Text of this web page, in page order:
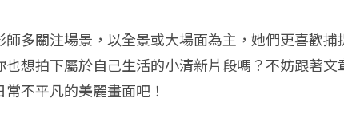
多關注場景，以全景或大場面為主，她們更喜歡
想拍下屬於自己生活的小清新片段嗎？不妨跟著
不平凡的美麗畫面吧！